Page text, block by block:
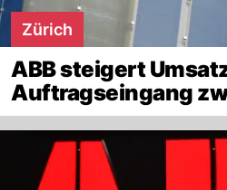
Zürich
ABB steigert
Auftragseingang